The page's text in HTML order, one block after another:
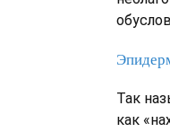
Так
как